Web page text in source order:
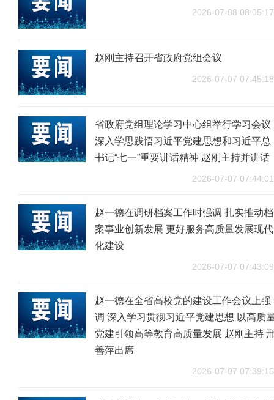
2026-07-08 08:05:17
赵刚主持召开省政府党组会议
2026-07-07 07:45:18
省政府党组理论学习中心组举行学习会议
深入学思践悟习近平党建思想和习近平总
书记“七一”重要讲话精神 赵刚主持并讲话
2026-07-07 07:44:01
赵一德在调研档案工作时强调 扎实推动档
案事业创新发展 更好服务高质量发展现代
化建设
2026-07-07 07:43:09
赵一德在全省高校党的建设工作会议上强
调 深入学习贯彻习近平党建思想 以高质
党建引领高等教育高质量发展 赵刚主持
善萍出席
2026-07-07 07:39:15